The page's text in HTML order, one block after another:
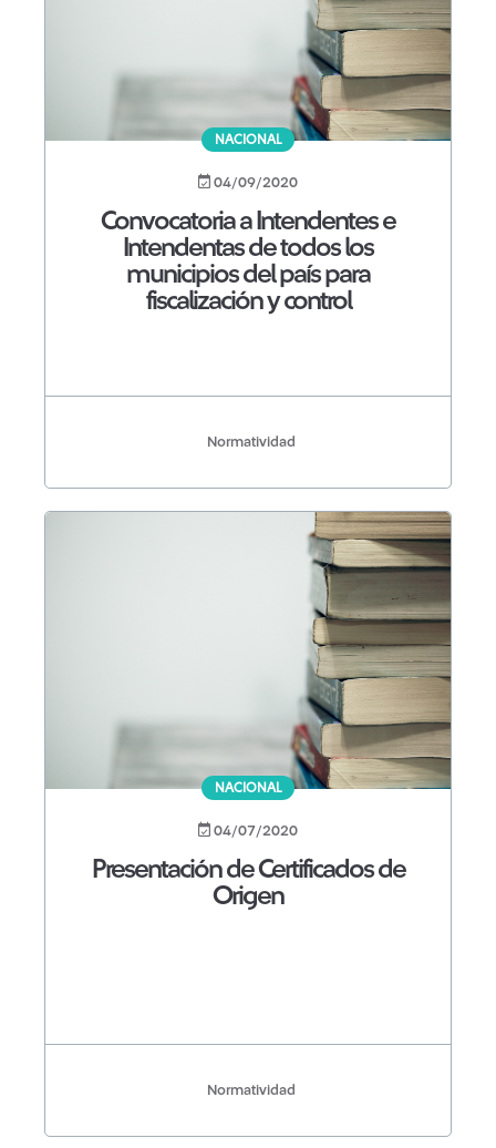
NACIONAL
04/09/2020
Convocatoria a Intendentes e
Intendentas de todos los
municipios del país para
fiscalización y control
Normatividad
NACIONAL
04/07/2020
Presentación de Certificados de
Origen
Normatividad